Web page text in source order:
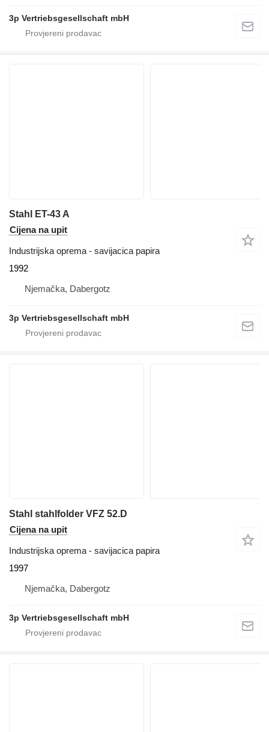
3p Vertriebsgesellschaft mbH
Stahl ET-43 A
Cijena na upit
Industrijska oprema - savijacica papira
1992
Njemačka, Dabergotz
3p Vertriebsgesellschaft mbH
Stahl stahlfolder VFZ 52.D
Cijena na upit
Industrijska oprema - savijacica papira
1997
Njemačka, Dabergotz
3p Vertriebsgesellschaft mbH